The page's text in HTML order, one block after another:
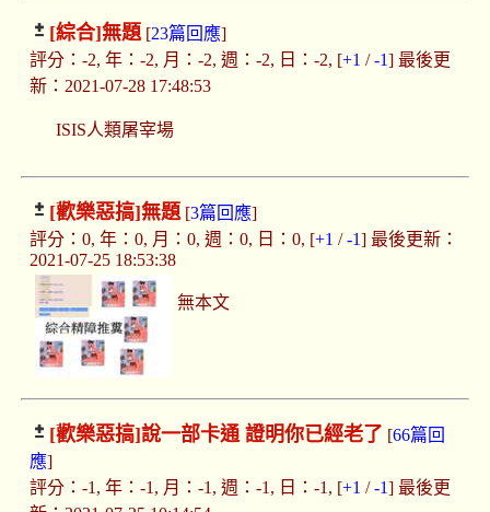
[綜合]無題[23篇回應]
評分：-2, 年：-2, 月：-2, 週：-2, 日：-2, [+1 /-1] 最後更
新：2021-07-28 17:48:53
ISIS人類屠宰場
[歡樂惡搞]無題[3篇回應]
評分：0, 年：0, 月：0, 週：0, 日：0, [+1 /-1] 最後更新：
2021-07-25 18:53:38
無本文
[歡樂惡搞]說一部卡通 證明你已經老了 [66篇回
應]
評分：-1, 年：-1, 月：-1, 週：-1, 日：-1, [+1 /-1] 最後更